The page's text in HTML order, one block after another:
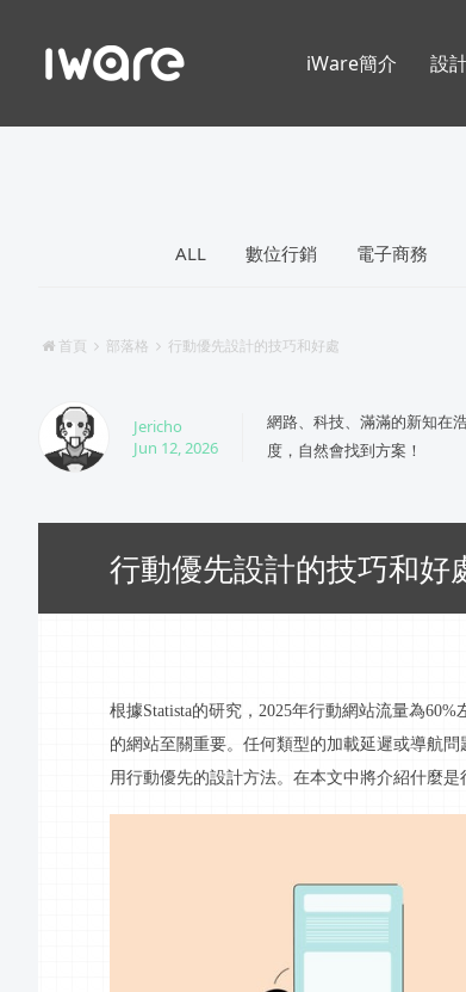
ALL 數位行銷 電子商務
首頁 部落格 行動優先設計的技巧和好處
Jericho
Jun 12, 2026
網路、科技、滿滿的新知在
度，自然會找到方案！
行動優先設計的技巧和好
根據Statista的研究，2025年行動網站流量為60%
的網站至關重要。任何類型的加載延遲或導航
用行動優先的設計方法。在本文中將介紹什麼是